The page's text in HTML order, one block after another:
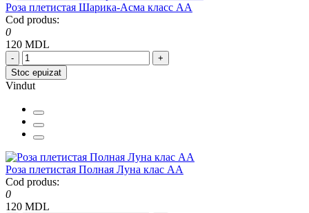
Роза плетистая Шарика-Асма класс АА
Cod produs:
0
120 MDL
-
+
Stoc epuizat
Vindut
Роза плетистая Полная Луна клас АА
Cod produs:
0
120 MDL